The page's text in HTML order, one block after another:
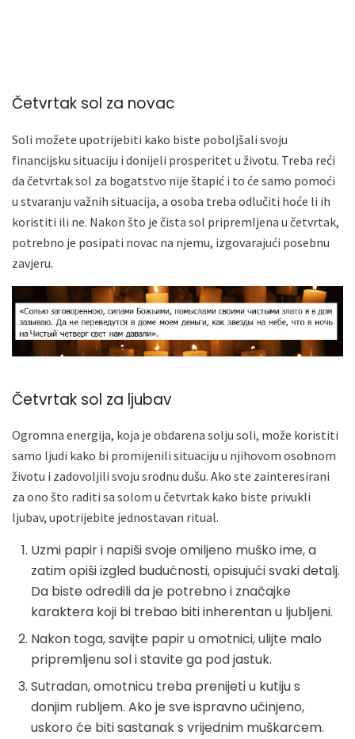
Četvrtak sol za novac
Soli možete upotrijebiti kako biste poboljšali svoju
financijsku situaciju i donijeli prosperitet u životu. Treba reći
da četvrtak sol za bogatstvo nije štapić i to će samo pomoći
u stvaranju važnih situacija, a osoba treba odlučiti hoće li ih
koristiti ili ne. Nakon što je čista sol pripremljena u četvrtak,
potrebno je posipati novac na njemu, izgovarajući posebnu
zavjeru.
Četvrtak sol za ljubav
Ogromna energija, koja je obdarena solju soli, može koristiti
samo ljudi kako bi promijenili situaciju u njihovom osobnom
životu i zadovoljili svoju srodnu dušu. Ako ste zainteresirani
za ono što raditi sa solom u četvrtak kako biste privukli
ljubav, upotrijebite jednostavan ritual.
Uzmi papir i napiši svoje omiljeno muško ime, a
zatim opiši izgled budućnosti, opisujući svaki detalj.
Da biste odredili da je potrebno i značajke
karaktera koji bi trebao biti inherentan u ljubljeni.
Nakon toga, savijte papir u omotnici, ulijte malo
pripremljenu sol i stavite ga pod jastuk.
Sutradan, omotnicu treba prenijeti u kutiju s
donjim rubljem. Ako je sve ispravno učinjeno,
uskoro će biti sastanak s vrijednim muškarcem.